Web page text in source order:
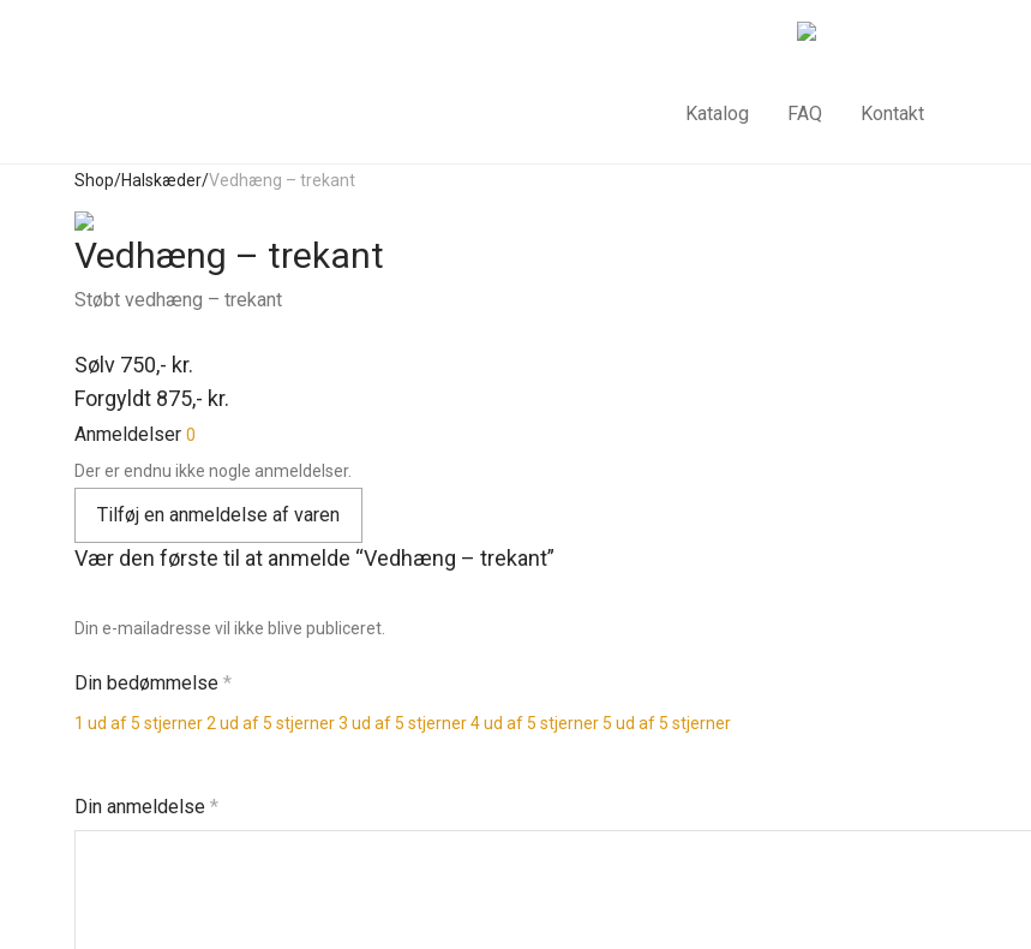
Katalog FAQ Kontakt
Shop/Halskæder/Vedhæng – trekant
Vedhæng – trekant
Støbt vedhæng – trekant
Sølv 750,- kr.
Forgyldt 875,- kr.
Anmeldelser 0
Der er endnu ikke nogle anmeldelser.
Tilføj en anmeldelse af varen
Vær den første til at anmelde “Vedhæng – trekant”
Din e-mailadresse vil ikke blive publiceret.
Din bedømmelse *
1 ud af 5 stjerner2 ud af 5 stjerner3 ud af 5 stjerner4 ud af 5 stjerner 5 ud af 5 stjerner
Din anmeldelse *